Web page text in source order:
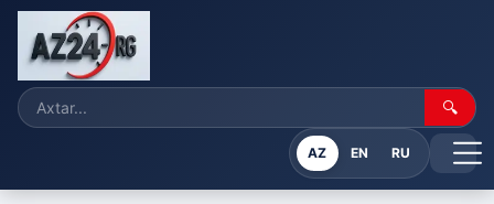
🔍
AZ EN RU